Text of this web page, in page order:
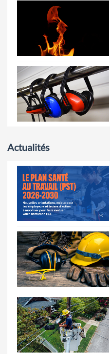
Actualités